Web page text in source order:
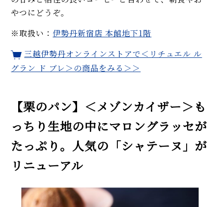
やつにどうぞ。
※取扱い： 伊勢丹新宿店 本館地下1階
三越伊勢丹オンラインストアで＜リチュエル ル
グラン ド ブレ＞の商品をみる＞＞
【栗のパン】＜メゾンカイザー＞も
っちり生地の中にマロングラッセが
たっぷり。人気の「シャテーヌ」が
リニューアル